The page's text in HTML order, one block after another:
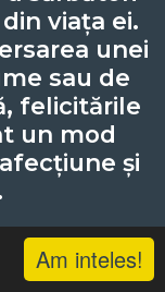
Am inteles!
viața ei.
unei
sau de
felicitările
un mod
și